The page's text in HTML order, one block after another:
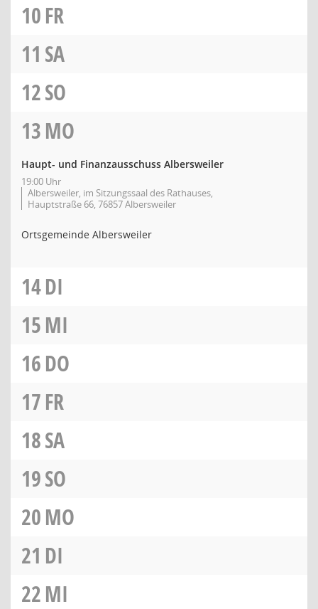
10FR
11 SA
12SO
13MO
Haupt- und Finanzausschuss Albersweiler
19:00 Uhr
Albersweiler, im Sitzungssaal des Rathauses,
Hauptstraße 66, 76857 Albersweiler
Ortsgemeinde Albersweiler
14DI
15MI
16DO
17FR
18SA
19SO
20MO
21 DI
22MI